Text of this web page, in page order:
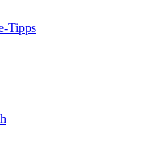
Tipps